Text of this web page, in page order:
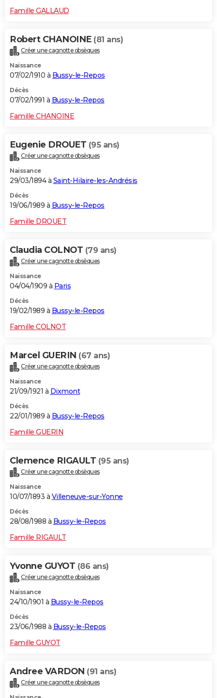
Famille GALLAUD
Robert CHANOINE (81 ans)
Créer une cagnotte obsèques
Naissance
07/02/1910 à Bussy-le-Repos
Décès
07/02/1991 à Bussy-le-Repos
Famille CHANOINE
Eugenie DROUET (95 ans)
Créer une cagnotte obsèques
Naissance
29/03/1894 à Saint-Hilaire-les-Andrésis
Décès
19/06/1989 à Bussy-le-Repos
Famille DROUET
Claudia COLNOT (79 ans)
Créer une cagnotte obsèques
Naissance
04/04/1909 à Paris
Décès
19/02/1989 à Bussy-le-Repos
Famille COLNOT
Marcel GUERIN (67 ans)
Créer une cagnotte obsèques
Naissance
21/09/1921 à Dixmont
Décès
22/01/1989 à Bussy-le-Repos
Famille GUERIN
Clemence RIGAULT (95 ans)
Créer une cagnotte obsèques
Naissance
10/07/1893 à Villeneuve-sur-Yonne
Décès
28/08/1988 à Bussy-le-Repos
Famille RIGAULT
Yvonne GUYOT (86 ans)
Créer une cagnotte obsèques
Naissance
24/10/1901 à Bussy-le-Repos
Décès
23/06/1988 à Bussy-le-Repos
Famille GUYOT
Andree VARDON (91 ans)
Créer une cagnotte obsèques